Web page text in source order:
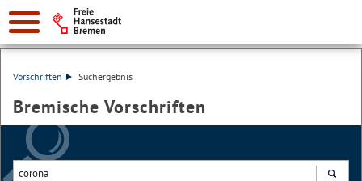
Vorschriften Suchergebnis
Bremische Vorschriften